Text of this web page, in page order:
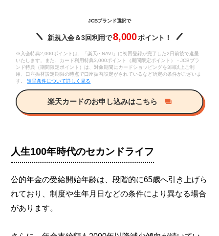
JCBブランド選択で
新規入会＆3回利用で8,000ポイント！
※入会特典2,000ポイントは、「楽天e-NAVI」に初回登録が完了した2日前後で進呈
いたします。また、カード利用特典3,000ポイント（期間限定ポイント）・JCBブラ
ンド特典（期間限定ポイント）は、対象期間にカードショッピングを3回以上ご利
用、口座振替設定期限の時点で口座振替設定がされているなど所定の条件がございま
す。進呈条件について詳しく見る
楽天カードのお申し込みはこちら
人生100年時代のセカンドライフ
公的年金の受給開始年齢は、段階的に65歳へ引き上げら
れており、制度や生年月日などの条件により異なる場合
があります。